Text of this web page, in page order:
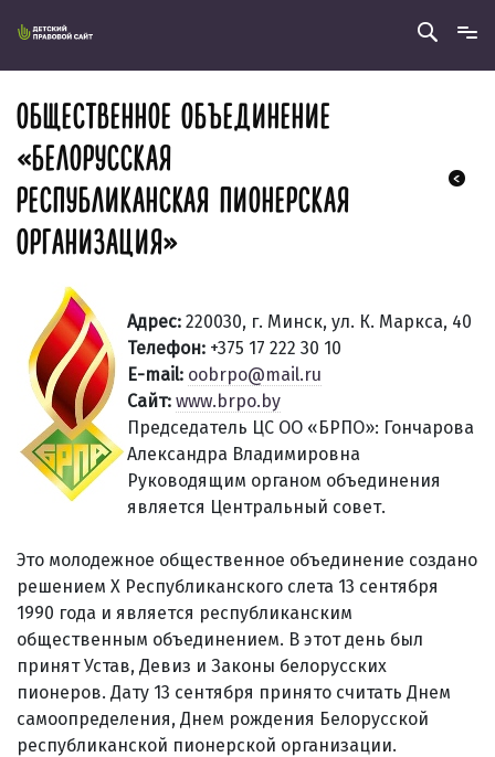
ОБЩЕСТВЕННОЕ ОБЪЕДИНЕНИЕ
«БЕЛОРУССКАЯ
РЕСПУБЛИКАНСКАЯ ПИОНЕРСКАЯ
ОРГАНИЗАЦИЯ»
Адрес: 220030, г. Минск, ул. К. Маркса, 40
Телефон: +375 17 222 30 10
Е-mail: oobrpo@mail.ru
Сайт: www.brpo.by
Председатель ЦС ОО «БРПО»: Гончарова
Александра Владимировна
Руководящим органом объединения
является Центральный совет.
Это молодежное общественное объединение создано
решением Х Республиканского слета 13 сентября
1990 года и является республиканским
общественным объединением. В этот день был
принят Устав, Девиз и Законы белорусских
пионеров. Дату 13 сентября принято считать Днем
самоопределения, Днем рождения Белорусской
республиканской пионерской организации.